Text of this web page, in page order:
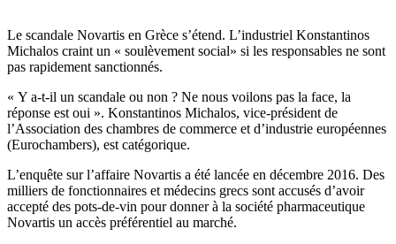
Le scandale Novartis en Grèce s’étend. L’industriel Konstantinos
Michalos craint un « soulèvement social» si les responsables ne sont
pas rapidement sanctionnés.
« Y a-t-il un scandale ou non ? Ne nous voilons pas la face, la
réponse est oui ». Konstantinos Michalos, vice-président de
l’Association des chambres de commerce et d’industrie européennes
(Eurochambers), est catégorique.
L’enquête sur l’affaire Novartis a été lancée en décembre 2016. Des
milliers de fonctionnaires et médecins grecs sont accusés d’avoir
accepté des pots-de-vin pour donner à la société pharmaceutique
Novartis un accès préférentiel au marché.